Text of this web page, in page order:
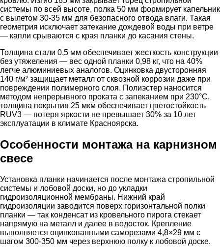
системы по всей высоте, полка 50 мм формирует капельник
с вылетом 30-35 мм для безопасного отвода влаги. Такая
геометрия исключает затекание дождевой воды при ветре
— капли срываются с края планки до касания стены.
Толщина стали 0,5 мм обеспечивает жесткость конструкции
без утяжеления — вес одной планки 0,98 кг, что на 40%
легче алюминиевых аналогов. Оцинковка двусторонняя
140 г/м² защищает металл от сквозной коррозии даже при
повреждении полимерного слоя. Полиэстер наносится
методом непрерывного проката с запеканием при 230°C,
толщина покрытия 25 мкм обеспечивает цветостойкость
RUV3 — потеря яркости не превышает 30% за 10 лет
эксплуатации в климате Красноярска.
Особенности монтажа на карнизном
свесе
Установка планки начинается после монтажа стропильной
системы и лобовой доски, но до укладки
гидроизоляционной мембраны. Нижний край
гидроизоляции заводится поверх горизонтальной полки
планки — так конденсат из кровельного пирога стекает
напрямую на металл и далее в водосток. Крепление
выполняется оцинкованными саморезами 4,8×29 мм с
шагом 300-350 мм через верхнюю полку к лобовой доске.